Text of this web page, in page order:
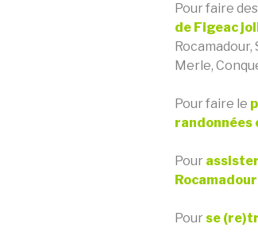
Pour faire des
de Figeac
Merle,
Pour faire le
randonnées
Pour
Rocamadour
Pourse